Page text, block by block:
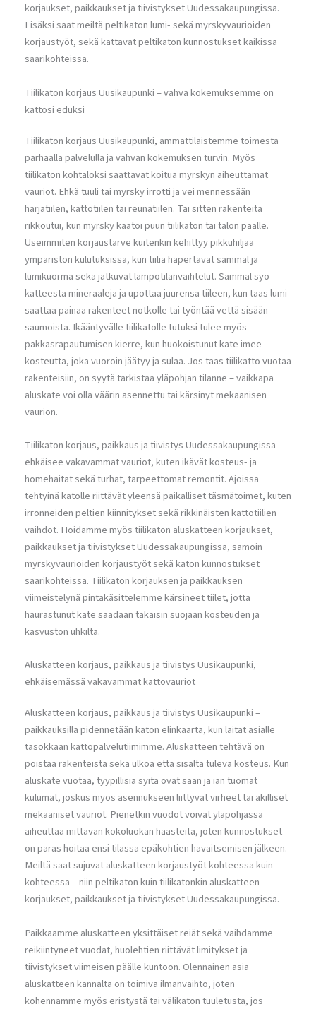
korjaukset, paikkaukset ja tiivistykset Uudessakaupungissa.
Lisäksi saat meiltä peltikaton lumi- sekä myrskyvaurioiden
korjaustyöt, sekä kattavat peltikaton kunnostukset kaikissa
saarikohteissa.
Tiilikaton korjaus Uusikaupunki – vahva kokemuksemme on
kattosi eduksi
Tiilikaton korjaus Uusikaupunki, ammattilaistemme toimesta
parhaalla palvelulla ja vahvan kokemuksen turvin. Myös
tiilikaton kohtaloksi saattavat koitua myrskyn aiheuttamat
vauriot. Ehkä tuuli tai myrsky irrotti ja vei mennessään
harjatiilen, kattotiilen tai reunatiilen. Tai sitten rakenteita
rikkoutui, kun myrsky kaatoi puun tiilikaton tai talon päälle.
Useimmiten korjaustarve kuitenkin kehittyy pikkuhiljaa
ympäristön kulutuksissa, kun tiiliä hapertavat sammal ja
lumikuorma sekä jatkuvat lämpötilanvaihtelut. Sammal syö
katteesta mineraaleja ja upottaa juurensa tiileen, kun taas lumi
saattaa painaa rakenteet notkolle tai työntää vettä sisään
saumoista. Ikääntyvälle tiilikatolle tutuksi tulee myös
pakkasrapautumisen kierre, kun huokoistunut kate imee
kosteutta, joka vuoroin jäätyy ja sulaa. Jos taas tiilikatto vuotaa
rakenteisiin, on syytä tarkistaa yläpohjan tilanne – vaikkapa
aluskate voi olla väärin asennettu tai kärsinyt mekaanisen
vaurion.
Tiilikaton korjaus, paikkaus ja tiivistys Uudessakaupungissa
ehkäisee vakavammat vauriot, kuten ikävät kosteus- ja
homehaitat sekä turhat, tarpeettomat remontit. Ajoissa
tehtyinä katolle riittävät yleensä paikalliset täsmätoimet, kuten
irronneiden peltien kiinnitykset sekä rikkinäisten kattotiilien
vaihdot. Hoidamme myös tiilikaton aluskatteen korjaukset,
paikkaukset ja tiivistykset Uudessakaupungissa, samoin
myrskyvaurioiden korjaustyöt sekä katon kunnostukset
saarikohteissa. Tiilikaton korjauksen ja paikkauksen
viimeistelynä pintakäsittelemme kärsineet tiilet, jotta
haurastunut kate saadaan takaisin suojaan kosteuden ja
kasvuston uhkilta.
Aluskatteen korjaus, paikkaus ja tiivistys Uusikaupunki,
ehkäisemässä vakavammat kattovauriot
Aluskatteen korjaus, paikkaus ja tiivistys Uusikaupunki –
paikkauksilla pidennetään katon elinkaarta, kun laitat asialle
tasokkaan kattopalvelutiimimme. Aluskatteen tehtävä on
poistaa rakenteista sekä ulkoa että sisältä tuleva kosteus. Kun
aluskate vuotaa, tyypillisiä syitä ovat sään ja iän tuomat
kulumat, joskus myös asennukseen liittyvät virheet tai äkilliset
mekaaniset vauriot. Pienetkin vuodot voivat yläpohjassa
aiheuttaa mittavan kokoluokan haasteita, joten kunnostukset
on paras hoitaa ensi tilassa epäkohtien havaitsemisen jälkeen.
Meiltä saat sujuvat aluskatteen korjaustyöt kohteessa kuin
kohteessa – niin peltikaton kuin tiilikatonkin aluskatteen
korjaukset, paikkaukset ja tiivistykset Uudessakaupungissa.
Paikkaamme aluskatteen yksittäiset reiät sekä vaihdamme
reikiintyneet vuodat, huolehtien riittävät limitykset ja
tiivistykset viimeisen päälle kuntoon. Olennainen asia
aluskatteen kannalta on toimiva ilmanvaihto, joten
kohennamme myös eristystä tai välikaton tuuletusta, jos